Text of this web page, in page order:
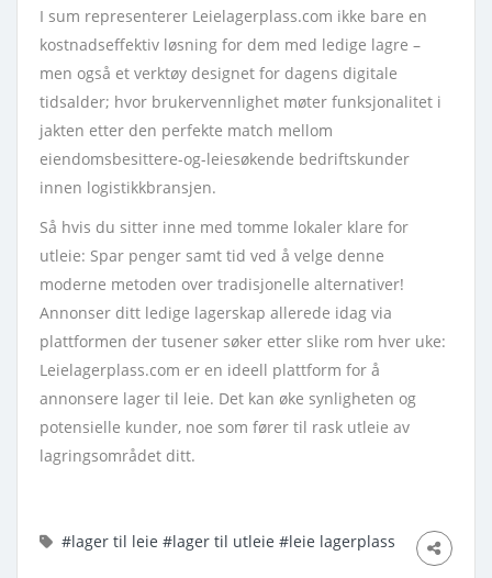
I sum representerer Leielagerplass.com ikke bare en
kostnadseffektiv løsning for dem med ledige lagre –
men også et verktøy designet for dagens digitale
tidsalder; hvor brukervennlighet møter funksjonalitet i
jakten etter den perfekte match mellom
eiendomsbesittere-og-leiesøkende bedriftskunder
innen logistikkbransjen.
Så hvis du sitter inne med tomme lokaler klare for
utleie: Spar penger samt tid ved å velge denne
moderne metoden over tradisjonelle alternativer!
Annonser ditt ledige lagerskap allerede idag via
plattformen der tusener søker etter slike rom hver uke:
Leielagerplass.com er en ideell plattform for å
annonsere lager til leie. Det kan øke synligheten og
potensielle kunder, noe som fører til rask utleie av
lagringsområdet ditt.
#lager til leie #lager til utleie #leie lagerplass